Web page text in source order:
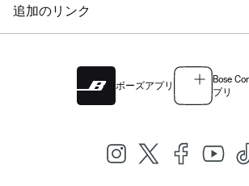
追加のリンク
ボーズアプリ
Bose
プリ